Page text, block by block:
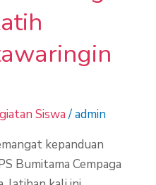
Siswa/admin
kepanduan
Bumitama Cempaga